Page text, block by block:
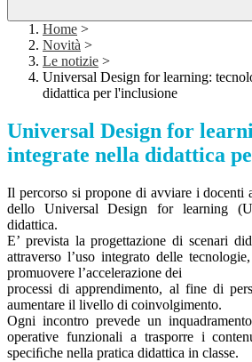
Home >
Novità >
Le notizie >
Universal Design for learning:
didattica per l'inclusione
Universal Design for
integrate nella didattica
Il percorso si propone di avviare i docenti
dello Universal Design for learning
didattica.
E’ prevista la progettazione di scenari
attraverso l’uso integrato delle
promuovere l’accelerazione dei
processi di apprendimento, al fine di
aumentare il livello di coinvolgimento.
Ogni incontro prevede un
operative funzionali a trasporre i
speciﬁche nella pratica didattica in classe.